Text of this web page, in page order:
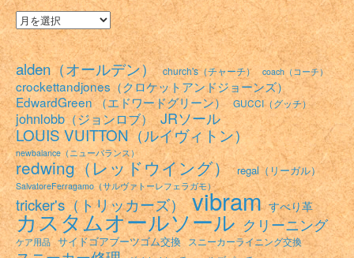
ー
ア
ー
カ
イ
ブ
alden（オールデン） church's（チャーチ） coach（コーチ）
crockettandjones（クロケットアンドジョーンズ）
EdwardGreen （エドワードグリーン）
GUCCI（グッチ）
johnlobb（ジョンロブ） JRソール
LOUIS VUITTON（ルイヴィトン）
newbalance（ニューバランス）
redwing（レッドウイング） regal（リーガル）
SalvatoreFerragamo（サルヴァトーレフェラガモ）
tricker's（トリッカーズ） vibram すべり革
カスタムオールソール クリーニング
ケア用品 サイドゴアブーツゴム交換 スニーカーライニング交換